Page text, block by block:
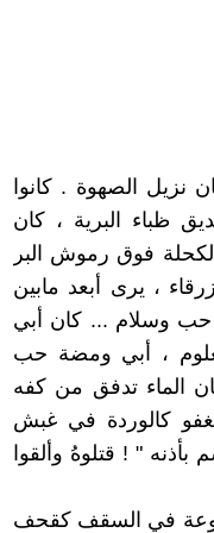
الصهوة . كانوا
ظباء البرية ، كان
فوق رموش البر
، يرى أبعد مابين
حب وسلام ... كان أبي
، أبي ومضة حب
الماء تدفق من كفه
كالوردة في غبش
" ! قتلوهُ وألقوا
في السقف كقحف